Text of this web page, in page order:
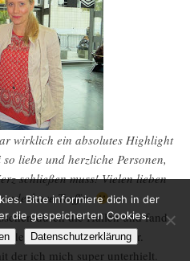
wirklich ein absolutes Highlight
liebe und herzliche Personen,
schließen muss! Vielen lieben
Treffen
durch die Hallen und fand
des Autoren-Sofas wieder.
der ich mich super unterhielt.
Bitte informiere dich in der
die gespeicherten Cookies.
Datenschutzerklärung